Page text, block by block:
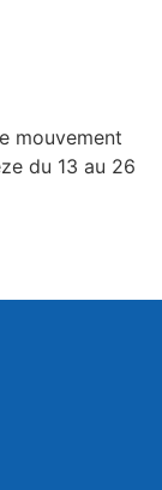
mouvement
du 13 au 26